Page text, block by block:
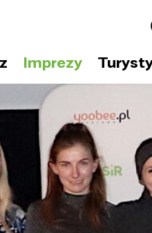
Imprezy